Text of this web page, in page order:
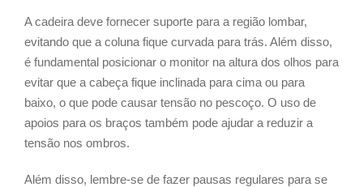
A cadeira deve fornecer suporte para a região lombar,
evitando que a coluna fique curvada para trás. Além disso,
é fundamental posicionar o monitor na altura dos olhos para
evitar que a cabeça fique inclinada para cima ou para
baixo, o que pode causar tensão no pescoço. O uso de
apoios para os braços também pode ajudar a reduzir a
tensão nos ombros.
Além disso, lembre-se de fazer pausas regulares para se